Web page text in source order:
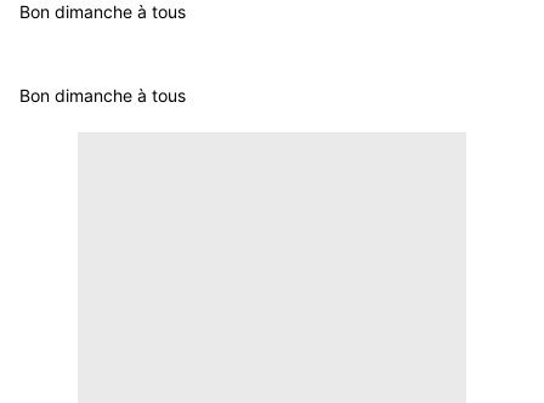
Bon dimanche à tous
Bon dimanche à tous